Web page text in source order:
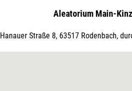
Aleatorium Main-
Hanauer Straße 8, 63517 Rodenbach,